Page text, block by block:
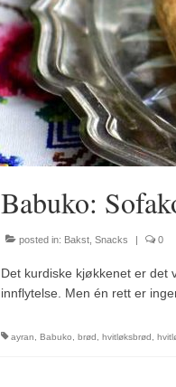
Babuko:
posted in: Bakst Snacks | 0
Det kurdiske kjøkkenet er det
innflytelse. Men én rett er
ayran Babuko brød hvitløksbrød